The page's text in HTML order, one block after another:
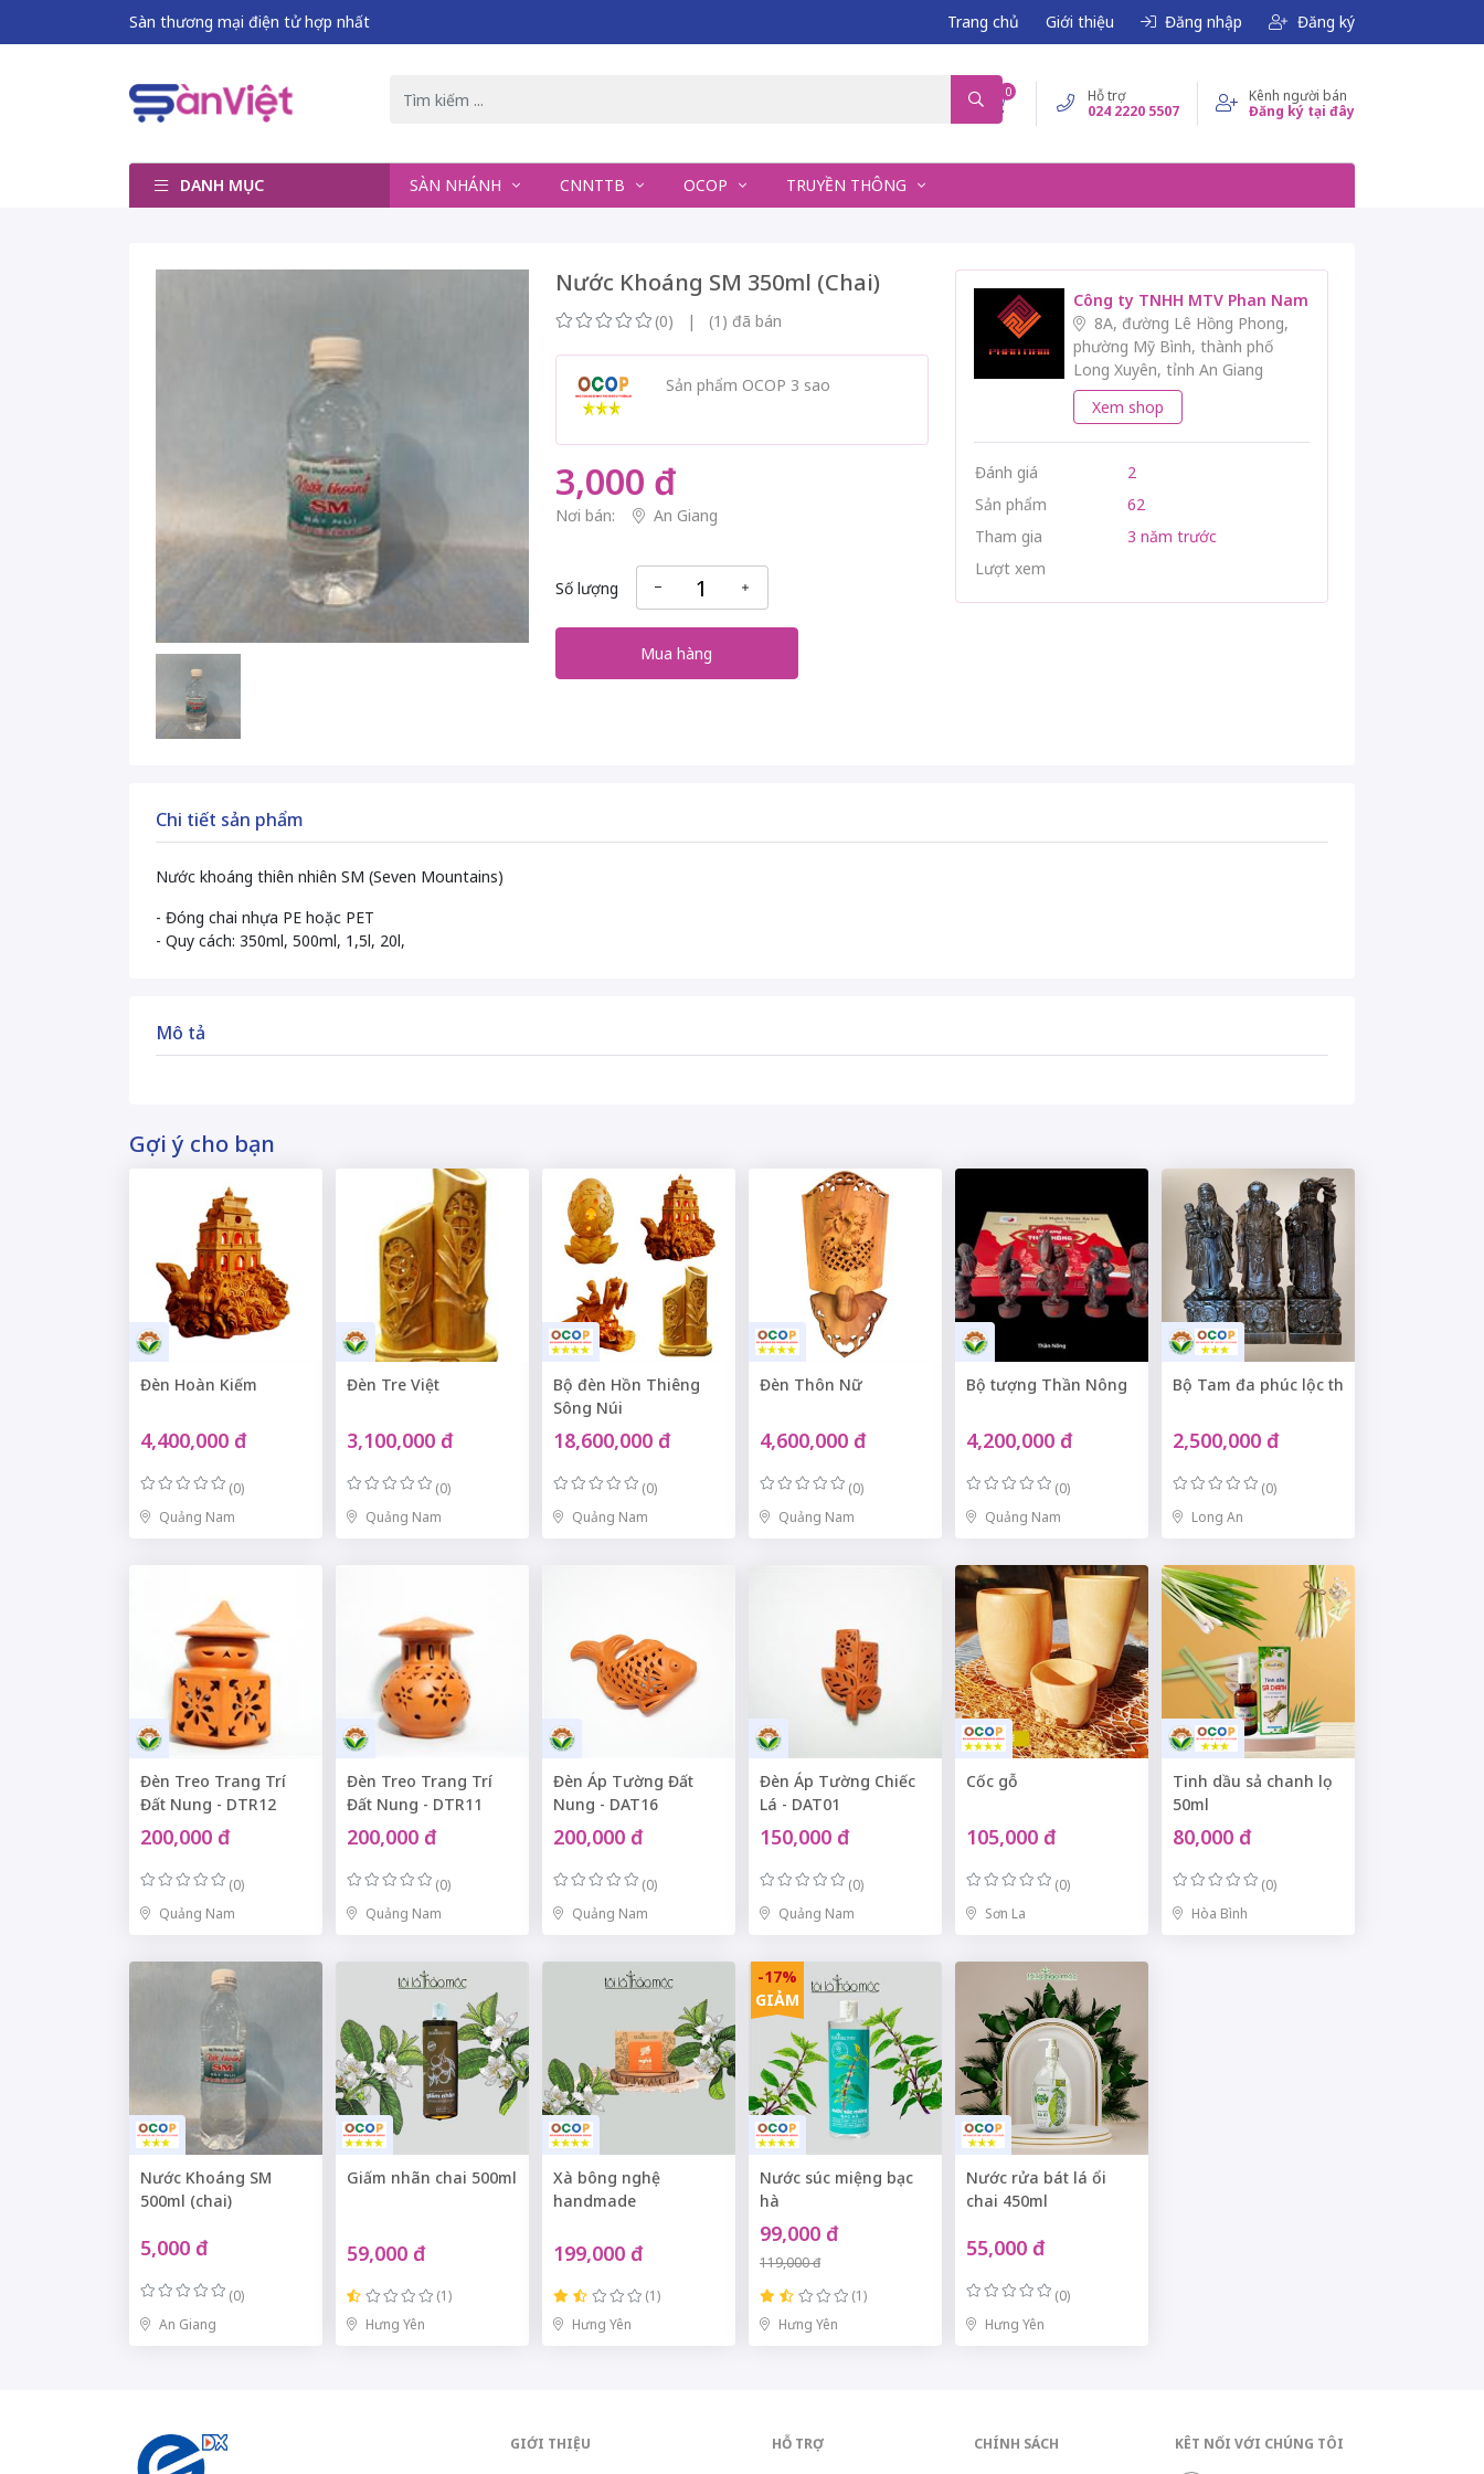
Sàn thương mại điện tử hợp nhất Trang chủ Giới thiệu Đăng nhập Đăng ký
0
Hỗ trợ
024 2220 5507
Kênh người bán
Đăng ký tại đây
DANH MỤC SÀN NHÁNH CNNTTB OCOP TRUYỀN THÔNG
Nước Khoáng SM 350ml (Chai)
(0) | (1) đã bán
Sản phẩm OCOP 3 sao
3,000 đ
Nơi bán: An Giang
Số lượng
Mua hàng
Công ty TNHH MTV Phan Nam
8A, đường Lê Hồng Phong,
phường Mỹ Bình, thành phố
Long Xuyên, tỉnh An Giang
Xem shop
Đánh giá
2
Sản phẩm
62
Tham gia
3 năm trước
Lượt xem
Chi tiết sản phẩm
Nước khoáng thiên nhiên SM (Seven Mountains)
- Đóng chai nhựa PE hoặc PET
- Quy cách: 350ml, 500ml, 1,5l, 20l,
Mô tả
Gợi ý cho bạn
Đèn Hoàn Kiếm
4,400,000 đ
(0)
Quảng Nam
Đèn Tre Việt
3,100,000 đ
(0)
Quảng Nam
Bộ đèn Hồn Thiêng
Sông Núi
18,600,000 đ
(0)
Quảng Nam
Đèn Thôn Nữ
4,600,000 đ
(0)
Quảng Nam
Bộ tượng Thần Nông
4,200,000 đ
(0)
Quảng Nam
Bộ Tam đa phúc lộc thọ
2,500,000 đ
(0)
Long An
Đèn Treo Trang Trí
Đất Nung - DTR12
200,000 đ
(0)
Quảng Nam
Đèn Treo Trang Trí
Đất Nung - DTR11
200,000 đ
(0)
Quảng Nam
Đèn Áp Tường Đất
Nung - DAT16
200,000 đ
(0)
Quảng Nam
Đèn Áp Tường Chiếc
Lá - DAT01
150,000 đ
(0)
Quảng Nam
Cốc gỗ
105,000 đ
(0)
Sơn La
Tinh dầu sả chanh lọ
50ml
80,000 đ
(0)
Hòa Bình
Nước Khoáng SM
500ml (chai)
5,000 đ
(0)
An Giang
Giấm nhãn chai 500ml
59,000 đ
(1)
Hưng Yên
Xà bông nghệ
handmade
199,000 đ
(1)
Hưng Yên
-17%
GIẢM
Nước súc miệng bạc
hà
99,000 đ
119,000 đ
(1)
Hưng Yên
Nước rửa bát lá ổi
chai 450ml
55,000 đ
(0)
Hưng Yên
GIỚI THIỆU HỖ TRỢ CHÍNH SÁCH KÊT NỐI VỚI CHÚNG TÔI